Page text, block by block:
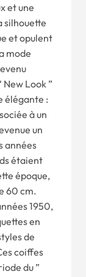
et une
silhouette
et opulent
mode
Look ”
élégante :
à un
un
années
étaient
époque,
60 cm.
1950,
en
de
coiffes
du ”